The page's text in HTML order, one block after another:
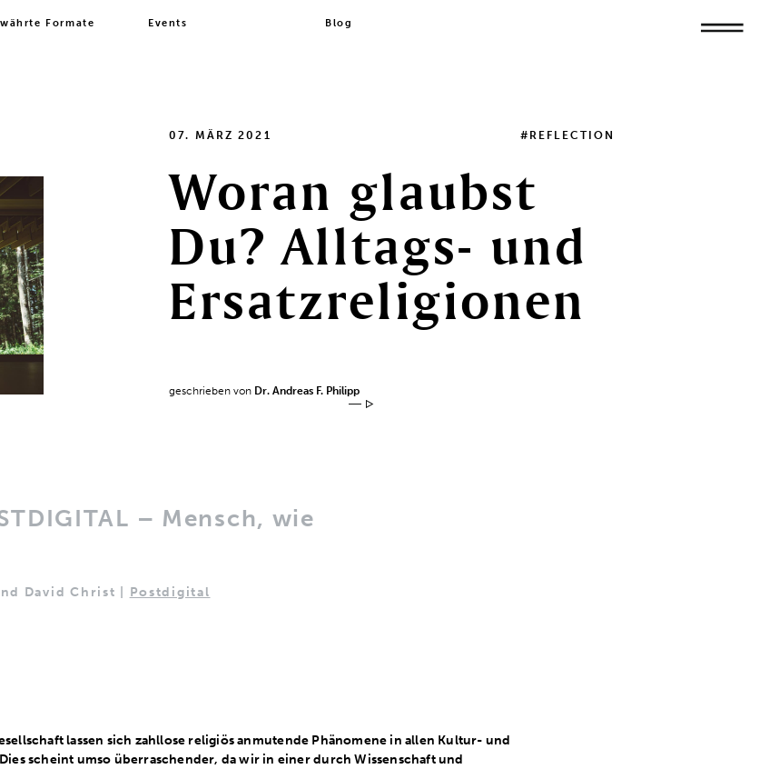
Formate Events Blog
07. MÄRZ 2021 #REFLECTION
Woran glaubst
Du? Alltags- und
Ersatzreligionen
geschrieben von Dr. Andreas F. Philipp
– Mensch, wie
David Christ | Postdigital
lassen sich zahllose religiös anmutende Phänomene in allen Kultur- und
scheint umso überraschender, da wir in einer durch Wissenschaft und